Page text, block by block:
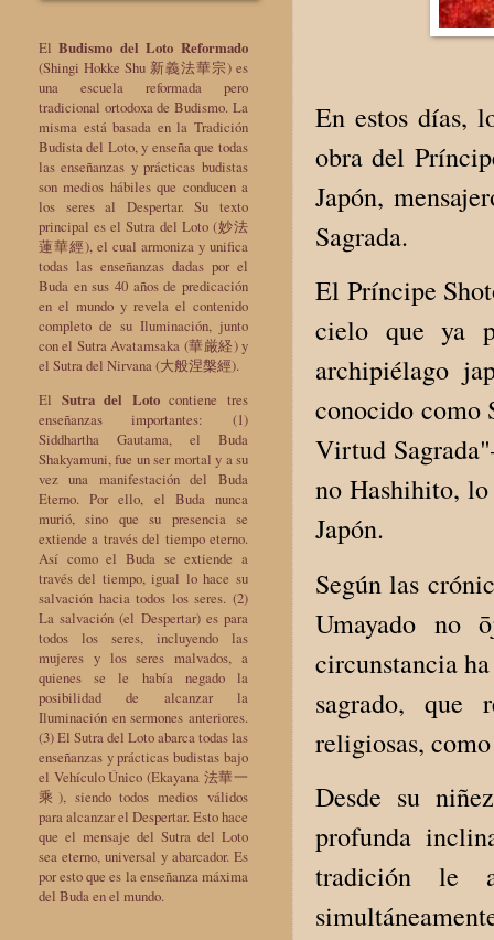
En estos días,
obra del
Japón,
Sagrada.
El Príncipe
cielo que ya
archipiélago
conocido como
Virtud
no Hashihito,
Japón.
Según las
Umayado no
circunstancia
sagrado, que
religiosas,
Desde su
profunda
tradición le
ElBudismo del Loto Reformado
(Shingi Hokke Shu 新義法華宗) es
una escuela reformada pero
tradicional ortodoxa de Budismo. La
misma está basada en la Tradición
Budista del Loto, y enseña que todas
las enseñanzas y prácticas budistas
son medios hábiles que conducen a
los seres al Despertar. Su texto
principal es el Sutra del Loto (妙法
蓮華經), el cual armoniza y unifica
todas las enseñanzas dadas por el
Buda en sus 40 años de predicación
en el mundo y revela el contenido
completo de su Iluminación, junto
con el Sutra Avatamsaka (華厳経) y
el Sutra del Nirvana (大般涅槃經).
El Sutra del Lotocontiene tres
enseñanzas importantes: (1)
Siddhartha Gautama, el Buda
Shakyamuni, fue un ser mortal y a su
vez una manifestación del Buda
Eterno. Por ello, el Buda nunca
murió, sino que su presencia se
extiende a través del tiempo eterno.
Así como el Buda se extiende a
través del tiempo, igual lo hace su
salvación hacia todos los seres. (2)
La salvación (el Despertar) es para
todos los seres, incluyendo las
mujeres y los seres malvados, a
quienes se le había negado la
posibilidad de alcanzar la
Iluminación en sermones anteriores.
(3) El Sutra del Loto abarca todas las
enseñanzas y prácticas budistas bajo
el Vehículo Único (Ekayana 法華一
乘), siendo todos medios válidos
para alcanzar el Despertar. Esto hace
que el mensaje del Sutra del Loto
sea eterno, universal y abarcador. Es
por esto que es la enseñanza máxima
del Buda en el mundo.